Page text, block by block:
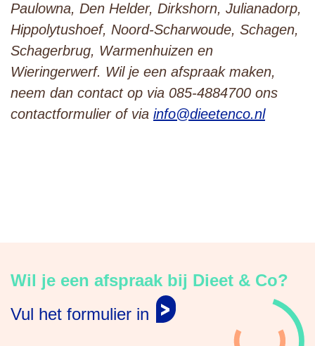
Paulowna, Den Helder, Dirkshorn, Julianadorp,
Hippolytushoef, Noord-Scharwoude, Schagen,
Schagerbrug, Warmenhuizen en
Wieringerwerf. Wil je een afspraak maken,
neem dan contact op via 085-4884700 ons
contactformulier of via info@dieetenco.nl
Wil je een afspraak bij Dieet & Co?
Vul het formulier in